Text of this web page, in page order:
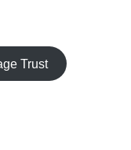
Trust